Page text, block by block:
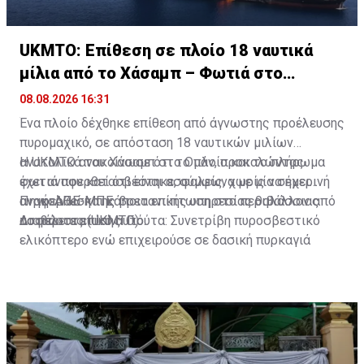
UKMTO: Επίθεση σε πλοίο 18 ναυτικά
μίλια από το Χάσαμπ – Φωτιά στο
σκάφος
08.08.2026 16:31
Ένα πλοίο δέχθηκε επίθεση από άγνωστης προέλευσης
πυρομαχικό, σε απόσταση 18 ναυτικών μιλίων
ανατολικά του Χάσαμπ στο Ομάν, προκαλώντας
φωτιά που κατασβέστηκε, σύμφωνα με μία σημερινή
ανακοίνωση της βρετανικής υπηρεσίας θαλάσσιας
ασφάλειας (UKMTO).
Η UKMTO ανακοίνωσε ότι το πλοίο και το πλήρωμα
έχει αναφερθεί ότι είναι ασφαλείς, χωρίς να έχει
αναφερθεί και κάποια επίπτωση στο περιβάλλον από
το περιστατικό αυτό.
Πηγή: ΑΠΕ-ΜΠΕ
Διαβάστε επίσης:Γιούτα: Συνετρίβη πυροσβεστικό
ελικόπτερο ενώ επιχειρούσε σε δασική πυρκαγιά